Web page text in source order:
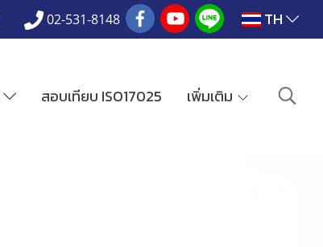
02-531-8148 TH
สอบเทียบ ISO17025 เพิ่มเติม